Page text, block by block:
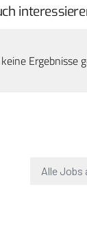
Ergebnisse